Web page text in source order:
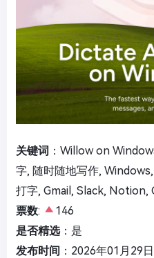
关键词 ：Willow on
字, 随时随地写作,
打字, Gmail, Slack, Notion,
票数:
146
是否精选：是
发布时间 ：2026年01月29